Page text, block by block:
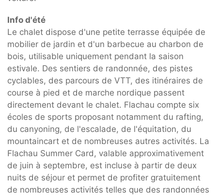
Info d'été
Le chalet dispose d'une petite terrasse équipée de
mobilier de jardin et d'un barbecue au charbon de
bois, utilisable uniquement pendant la saison
estivale. Des sentiers de randonnée, des pistes
cyclables, des parcours de VTT, des itinéraires de
course à pied et de marche nordique passent
directement devant le chalet. Flachau compte six
écoles de sports proposant notamment du rafting,
du canyoning, de l'escalade, de l'équitation, du
mountaincart et de nombreuses autres activités. La
Flachau Summer Card, valable approximativement
de juin à septembre, est incluse à partir de deux
nuits de séjour et permet de profiter gratuitement
de nombreuses activités telles que des randonnées